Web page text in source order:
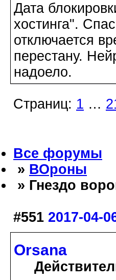
Дата
хостинга".
отключается
перестану.
надоело.
Страниц: 1 …
Все форумы
» ВОроны
» Гнездо
#551 2017-04-
Orsana